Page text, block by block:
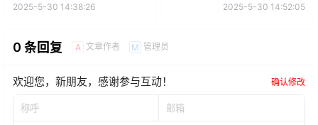
2025-5-30 14:38:26 2025-5-30 14:52:05
0 条回复 A 文章作者 M 管理员
欢迎您，新朋友，感谢参与互动！ 确认修改